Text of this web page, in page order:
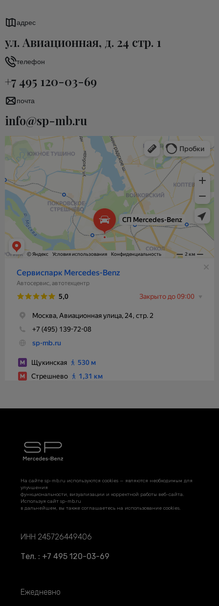
адрес
ул. Авиационная, д. 24 стр. 1
телефон
+7 495 120-03-69
почта
info@sp-mb.ru
На сайте sp-mb.ru используются cookies — являются необходимым для
улучшения
функциональности, визуализации и корректной работы веб-сайта.
Используя сайт sp-mb.ru
в дальнейшем, вы также соглашаетесь на использование cookies.
ИНН 245726449406
Тел. : +7 495 120-03-69
Ежедневно